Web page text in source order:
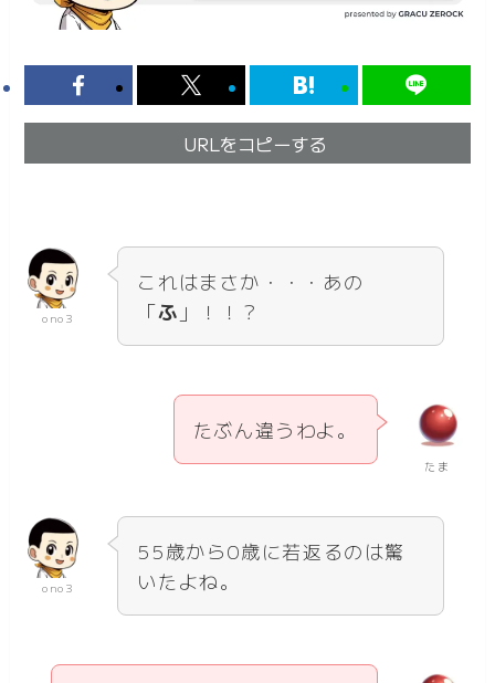
URLをコピーする
ono3
これはまさか・・・あの
「ふ 」！！？
たま
たぶん違うわよ。
ono3
55歳から0歳に若返るのは驚
いたよね。